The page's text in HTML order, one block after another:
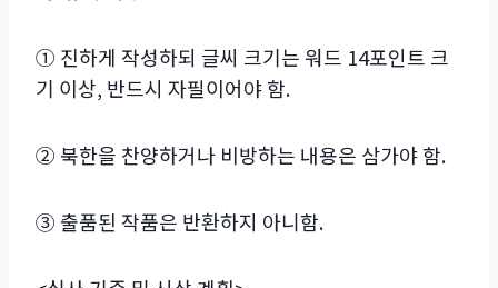
① 진하게 작성하되 글씨 크기는 워드 14포인트 크
기 이상, 반드시 자필이어야 함.
② 북한을 찬양하거나 비방하는 내용은 삼가야 함.
③ 출품된 작품은 반환하지 아니함.